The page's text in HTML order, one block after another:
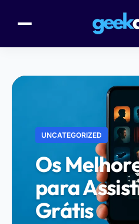
UNCATEGORIZED
Os
para
Grátis